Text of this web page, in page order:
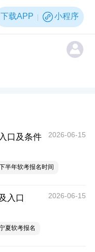
下载APP 小程序
口及条件 2026-06-15
半年软考报名时间
入口 2026-06-15
夏软考报名